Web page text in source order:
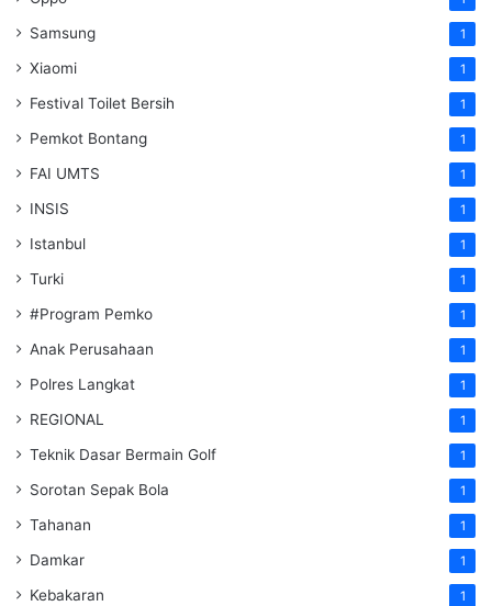
Samsung 1
Xiaomi 1
Festival Toilet Bersih 1
Pemkot Bontang 1
FAI UMTS 1
INSIS 1
Istanbul 1
Turki 1
#Program Pemko 1
Anak Perusahaan 1
Polres Langkat 1
REGIONAL 1
Teknik Dasar Bermain Golf 1
Sorotan Sepak Bola 1
Tahanan 1
Damkar 1
Kebakaran 1